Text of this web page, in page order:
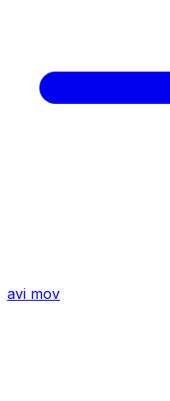
avi mov